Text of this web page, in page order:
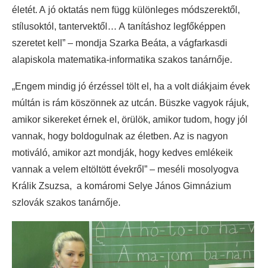
életét. A jó oktatás nem függ különleges módszerektől,
stílusoktól, tantervektől… A tanításhoz legfőképpen
szeretet kell” – mondja Szarka Beáta, a vágfarkasdi
alapiskola matematika-informatika szakos tanárnője.
„Engem mindig jó érzéssel tölt el, ha a volt diákjaim évek
múltán is rám köszönnek az utcán. Büszke vagyok rájuk,
amikor sikereket érnek el, örülök, amikor tudom, hogy jól
vannak, hogy boldogulnak az életben. Az is nagyon
motiváló, amikor azt mondják, hogy kedves emlékeik
vannak a velem eltöltött évekről” – meséli mosolyogva
Králik Zsuzsa, a komáromi Selye János Gimnázium
szlovák szakos tanárnője.